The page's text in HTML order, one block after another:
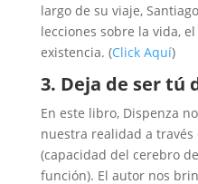
largo de su viaje,
lecciones sobre la vida,
existencia. (Click Aquí)
3. Deja de ser tú
En este libro, Dispenza
nuestra realidad a
(capacidad del cerebro
función). El autor nos